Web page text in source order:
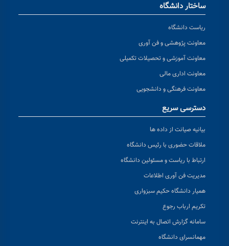
ساختار دانشگاه
ریاست دانشگاه
معاونت پژوهشی و فن آوری
معاونت آموزشی و تحصیلات تکمیلی
معاونت اداری مالی
معاونت فرهنگی و دانشجویی
دسترسی سریع
بیانیه صیانت از داده ها
ملاقات حضوری با رئیس دانشگاه
ارتباط با ریاست و مسئولین دانشگاه
مدیریت فن آوری اطلاعات
همیار دانشگاه حکیم سبزواری
تکریم ارباب رجوع
سامانه گزارش اتصال به اینترنت
مهمانسرای دانشگاه